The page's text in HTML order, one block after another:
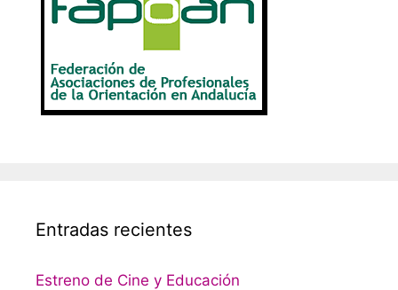
Entradas recientes
Estreno de Cine y Educación